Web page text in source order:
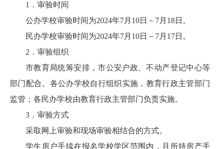
1．审验时间
公办学校审验时间为2024年7月10日－7月18日。
民办学校审验时间为2024年7月10日－7月17日。
2．审验组织
市教育局统筹安排，市公安户政、不动产登记中心等
部门配合。各公办学校自行组织实施，教育行政主管部门
监管；各民办学校由教育行政主管部门负责实施。
3．审验方式
采取网上审验和现场审验相结合的方式。
学生房户手续在报名学校学区范围内，且所持房产手